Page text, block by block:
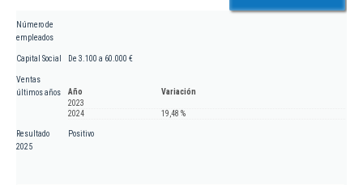
Número de
empleados
Capital Social De 3.100 a 60.000 €
Ventas
últimos años
Año
Variación
2023
2024
19,48 %
Resultado
2025
Positivo